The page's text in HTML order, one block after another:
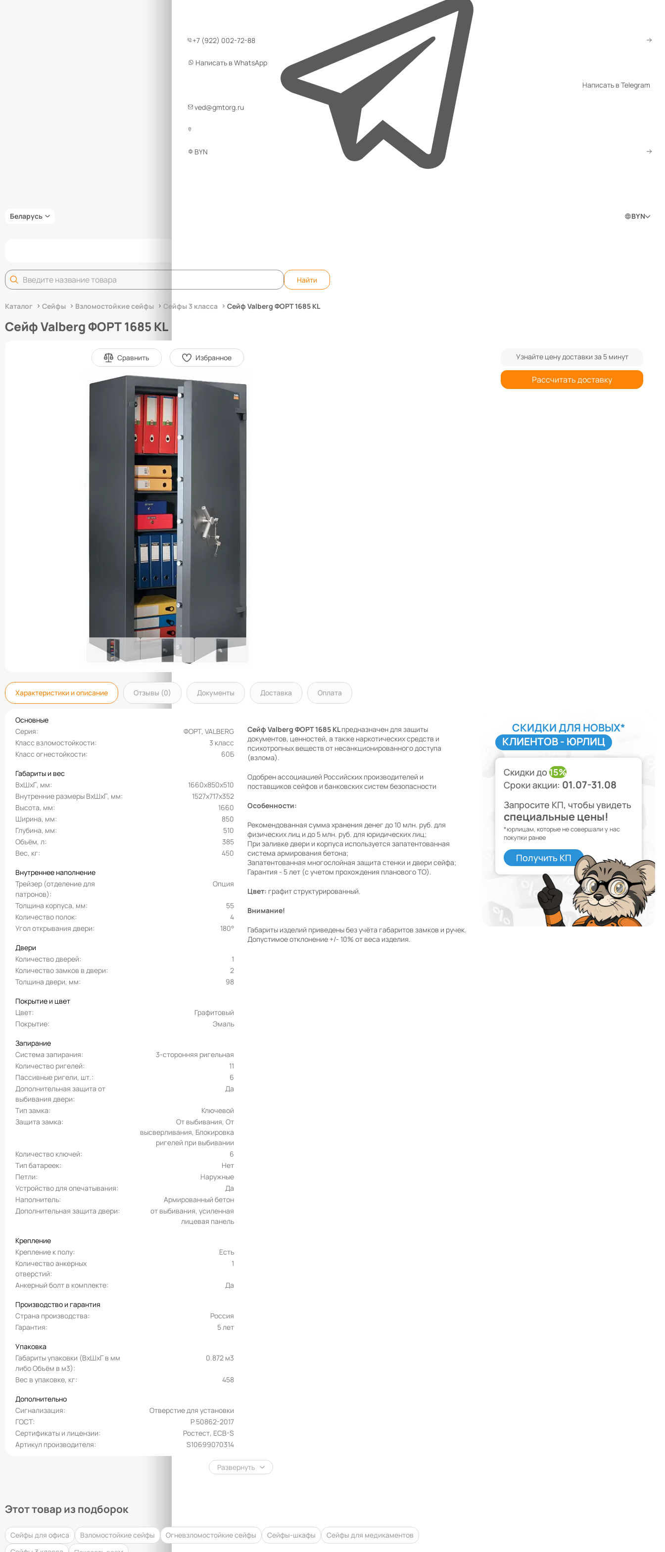
+7 (922) 002-72-88
Написать в WhatsApp
Написать в Telegram
ved@gmtorg.ru
BYN
Беларусь BYN
Найти
Каталог Сейфы Взломостойкие сейфы Сейфы 3 класса Сейф Valberg ФОРТ 1685 KL
Сейф Valberg ФОРТ 1685 KL
Сравнить Избранное Узнайте цену доставки за 5 минут
Рассчитать доставку
Характеристики и описание Отзывы (0) Документы Доставка Оплата
Основные
Серия
ФОРТ, VALBERG
Класс взломостойкости
3 класс
Класс огнестойкости
60Б
Габариты и вес
ВхШхГ, мм
1660х850х510
Внутренние размеры ВхШхГ, мм
1527x717x352
Высота, мм
1660
Ширина, мм
850
Глубина, мм
510
Объём, л
385
Вес, кг
450
Внутреннее наполнение
Трейзер (отделение для
патронов)
Опция
Толщина корпуса, мм
55
Количество полок
4
Угол открывания двери
180°
Двери
Количество дверей
1
Количество замков в двери
2
Толщина двери, мм
98
Покрытие и цвет
Цвет
Графитовый
Покрытие
Эмаль
Запирание
Система запирания
3-сторонняя ригельная
Количество ригелей
11
Пассивные ригели, шт.
6
Дополнительная защита от
выбивания двери
Да
Тип замка
Ключевой
Защита замка
От выбивания, От
высверливания, Блокировка
ригелей при выбивании
Количество ключей
6
Тип батареек
Нет
Петли
Наружные
Устройство для опечатывания
Да
Наполнитель
Армированный бетон
Дополнительная защита двери
от выбивания, усиленная
лицевая панель
Крепление
Крепление к полу
Есть
Количество анкерных
отверстий
1
Анкерный болт в комплекте Да
Производство и гарантия
Страна производства
Россия
Гарантия
5 лет
Упаковка
Габариты упаковки (ВхШхГ в мм
либо Объём в м3)
0.872 м3
Вес в упаковке, кг 458
Дополнительно
Сигнализация
Отверстие для установки
ГОСТ
Р 50862-2017
Сертификаты и лицензии
Ростест, ECB-S
Артикул производителя
S10699070314
Сейф Valberg ФОРТ 1685 KLпредназначен для защиты
документов, ценностей, а также наркотических средств и
психотропных веществ от несанкционированного доступа
(взлома).
Одобрен ассоциацией Российских производителей и
поставщиков сейфов и банковских систем безопасности
Особенности:
Рекомендованная сумма хранения денег до 10 млн. руб. для
физических лиц и до 5 млн. руб. для юридических лиц;
При заливке двери и корпуса используется запатентованная
система армирования бетона;
Запатентованная многослойная защита стенки и двери сейфа;
Гарантия - 5 лет (с учетом прохождения планового ТО).
Цвет: графит структурированный.
Внимание!
Габариты изделий приведены без учёта габаритов замков и ручек.
Допустимое отклонение +/- 10% от веса изделия.
Развернуть
Этот товар из подборок
Сейфы для офиса Взломостойкие сейфы Огневзломостойкие сейфы Сейфы-шкафы
Сейфы для медикаментов
СКИДКИ ДЛЯ НОВЫХ*
КЛИЕНТОВ - ЮРЛИЦ
Скидки до 15%
Сроки акции: 01.07-31.08
Запросите КП, чтобы увидеть
специальные цены!
*юрлицам, которые не совершали у нас
покупки ранее
Получить КП